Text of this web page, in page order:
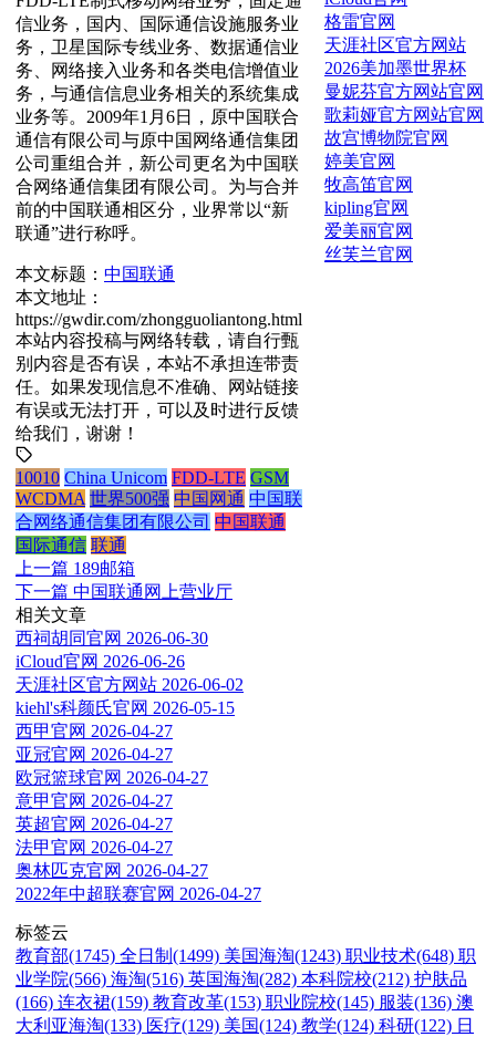
信业务，国内、国际通信设施服务业
务，卫星国际专线业务、数据通信业
务、网络接入业务和各类电信增值业
务，与通信信息业务相关的系统集成
业务等。2009年1月6日，原中国联合
通信有限公司与原中国网络通信集团
公司重组合并，新公司更名为中国联
合网络通信集团有限公司。为与合并
前的中国联通相区分，业界常以“新
联通”进行称呼。
本文标题： 中国联通
本文地址：
https://gwdir.com/zhongguoliantong.html
本站内容投稿与网络转载，请自行甄
别内容是否有误，本站不承担连带责
任。如果发现信息不准确、网站链接
有误或无法打开，可以及时进行反馈
给我们，谢谢！
10010 China Unicom FDD-LTE GSM
WCDMA 世界500强 中国网通 中国联
合网络通信集团有限公司 中国联通
国际通信 联通
上一篇 189邮箱
下一篇 中国联通网上营业厅
相关文章
西祠胡同官网 2026-06-30
iCloud官网 2026-06-26
天涯社区官方网站 2026-06-02
kiehl's科颜氏官网 2026-05-15
西甲官网 2026-04-27
亚冠官网 2026-04-27
欧冠篮球官网 2026-04-27
意甲官网 2026-04-27
英超官网 2026-04-27
法甲官网 2026-04-27
奥林匹克官网 2026-04-27
2022年中超联赛官网 2026-04-27
格雷官网
天涯社区官方网站
2026美加墨世界杯
曼妮芬官方网站官网
歌莉娅官方网站官网
故宫博物院官网
婷美官网
牧高笛官网
kipling官网
爱美丽官网
丝芙兰官网
标签云
教育部(1745) 全日制(1499) 美国海淘(1243) 职业技术(648) 职
业学院(566) 海淘(516) 英国海淘(282) 本科院校(212) 护肤品
(166) 连衣裙(159) 教育改革(153) 职业院校(145) 服装(136) 澳
大利亚海淘(133) 医疗(129) 美国(124) 教学(124) 科研(122) 日